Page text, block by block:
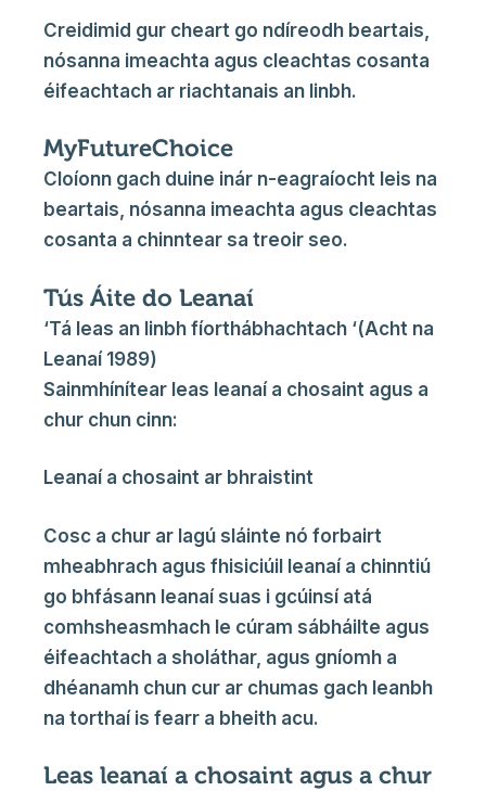
Creidimid gur cheart go ndíreodh beartais,
nósanna imeachta agus cleachtas cosanta
éifeachtach ar riachtanais an linbh.
MyFutureChoice
Cloíonn gach duine inár n-eagraíocht leis na
beartais, nósanna imeachta agus cleachtas
cosanta a chinntear sa treoir seo.
Tús Áite do Leanaí
‘Tá leas an linbh fíorthábhachtach ‘(Acht na
Leanaí 1989)
Sainmhínítear leas leanaí a chosaint agus a
chur chun cinn:
Leanaí a chosaint ar bhraistint
Cosc a chur ar lagú sláinte nó forbairt
mheabhrach agus fhisiciúil leanaí a chinntiú
go bhfásann leanaí suas i gcúinsí atá
comhsheasmhach le cúram sábháilte agus
éifeachtach a sholáthar, agus gníomh a
dhéanamh chun cur ar chumas gach leanbh
na torthaí is fearr a bheith acu.
Leas leanaí a chosaint agus a chur